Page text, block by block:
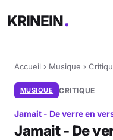
KRINEIN
Accueil › Musique ›
MUSIQUE CRITIQUE
Jamait - De verre en
Jamait - De